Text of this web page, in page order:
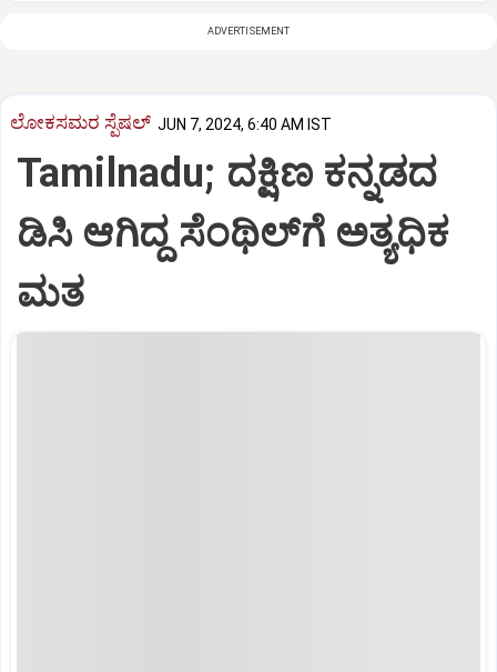
ADVERTISEMENT
ಲೋಕಸಮರ ಸ್ಪೆಷಲ್‌ JUN 7, 2024, 6:40 AM IST
Tamilnadu; ದಕ್ಷಿಣ ಕನ್ನಡದ
ಡಿಸಿ ಆಗಿದ್ದ ಸೆಂಥಿಲ್‌ಗೆ ಅತ್ಯಧಿಕ
ಮತ